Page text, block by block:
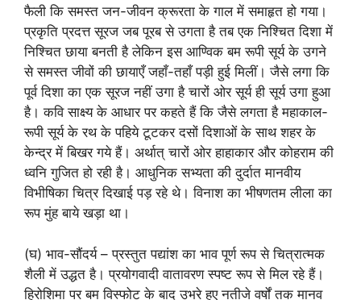
फैली कि समस्त जन-जीवन क्रूरता के गाल में समाहृत हो गया।
प्रकृति प्रदत्त सूरज जब पूरब से उगता है तब एक निश्चित दिशा में
निश्चित छाया बनती है लेकिन इस आण्विक बम रूपी सूर्य के उगने
से समस्त जीवों की छायाएँ जहाँ-तहाँ पड़ी हुई मिलीं। जैसे लगा कि
पूर्व दिशा का एक सूरज नहीं उगा है चारों ओर सूर्य ही सूर्य उगा हुआ
है। कवि साक्ष्य के आधार पर कहते हैं कि जैसे लगता है महाकाल-
रूपी सूर्य के रथ के पहिये टूटकर दसों दिशाओं के साथ शहर के
केन्द्र में बिखर गये हैं। अर्थात् चारों ओर हाहाकार और कोहराम की
ध्वनि गुजित हो रही है। आधुनिक सभ्यता की दुर्दात मानवीय
विभीषिका चित्र दिखाई पड़ रहे थे। विनाश का भीषणतम लीला का
रूप मुंह बाये खड़ा था।
(घ) भाव-सौंदर्य – प्रस्तुत पद्यांश का भाव पूर्ण रूप से चित्रात्मक
शैली में उद्धत है। प्रयोगवादी वातावरण स्पष्ट रूप से मिल रहे हैं।
हिरोशिमा पर बम विस्फोट के बाद उभरे हुए नतीजे वर्षों तक मानव